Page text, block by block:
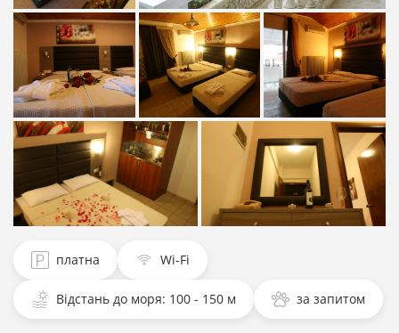
Показати всі фотографії
Показати всі
фотографії
Показати всі
фотографії
Показати всі
фотографії
Показати всі
фотографії
платна Wi-Fi
Відстань до моря: 100 - 150 м за запитом